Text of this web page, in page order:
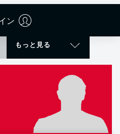
ン
もっと見る